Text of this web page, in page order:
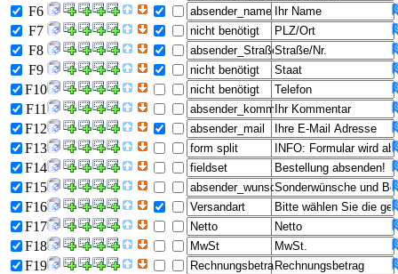
F6
F7
F8
F9
F10
F11
F12
F13
F14
F15
F16
F17
F18
F19